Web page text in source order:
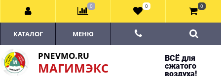
PNEVMO.RU
МАГИМЭКС
ВСЁ для
сжатого
воздуха!
КАТАЛОГ МЕНЮ
0 0 0